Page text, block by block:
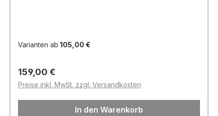
Varianten ab 105,00 €
Regulärer Preis:
159,00 €
Preise inkl. MwSt. zzgl. Versandkosten
In den Warenkorb